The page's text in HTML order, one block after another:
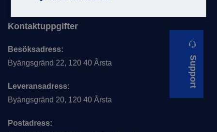
Support
Kontaktuppgifter
Besöksadress:
Byängsgränd 22, 120 40 Årsta
Leveransadress:
Byängsgränd 20, 120 40 Årsta
Postadress: